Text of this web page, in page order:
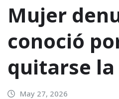
Mujer
conoció
quitarse la
May 27, 2026